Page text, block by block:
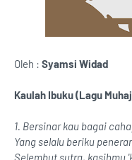
Oleh : Syamsi Widad
Kaulah Ibuku (Lagu
1. Bersinar kau bagai
Yang selalu beriku
Selembut sutra, kasihmu